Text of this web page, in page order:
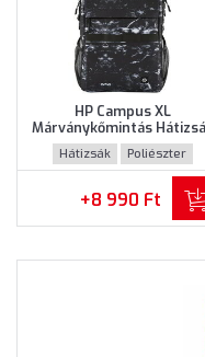
HP Campus XL
Márványkőmintás
(7K0E2AA) - Maximum 16.1"
méretű notebookokhoz,
Márványkőmintás
Hátizsák Poliészter
+8 990 Ft